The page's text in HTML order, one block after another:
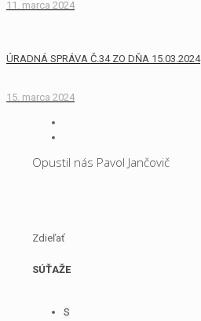
11. marca 2024
ÚRADNÁ SPRÁVA Č.34 ZO DŇA 15.03.2024
15. marca 2024
Opustil nás Pavol Jančovič
Zdieľať
SÚŤAŽE
S